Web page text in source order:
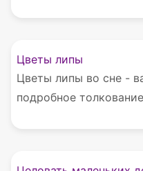
Цветы липы
Цветы липы во сне -
подробное